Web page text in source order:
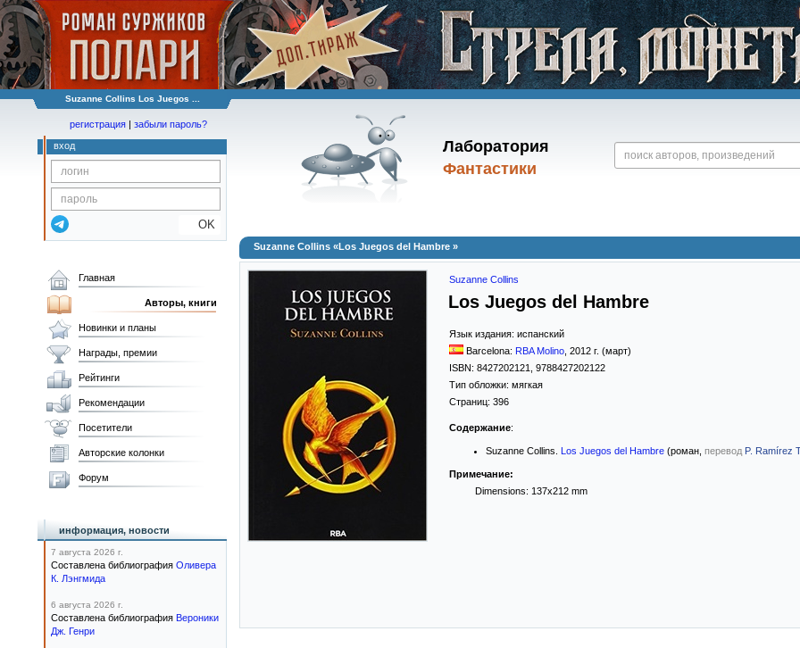
Suzanne Collins Los Juegos ...
Лаборатория
Фантастики
регистрация | забыли пароль?
вход
OK
Suzanne Collins «Los Juegos del Hambre »
Suzanne Collins
Los Juegos del Hambre
Язык издания: испанский
Barcelona: RBA Molino 2012 г. (март)
ISBN: 8427202121, 9788427202122
Тип обложки: мягкая
Страниц: 396
Содержание:
Suzanne Collins. Los Juegos del Hambre (роман, перевод P. Ramírez
Примечание:
Dimensions: 137x212 mm
Главная
Авторы, книги
Новинки и планы
Награды, премии
Рейтинги
Рекомендации
Посетители
Авторские колонки
Форум
информация, новости
7 августа 2026 г.
Составлена библиография Оливера
К. Лэнгмида
6 августа 2026 г.
Составлена библиография Вероники
Дж. Генри